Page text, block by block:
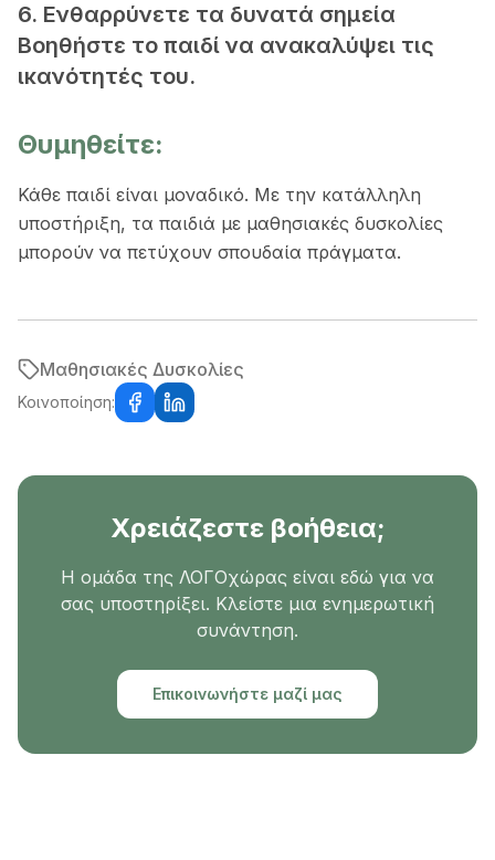
6. Ενθαρρύνετε τα δυνατά σημεία
Βοηθήστε το παιδί να ανακαλύψει τις
ικανότητές του.
Θυμηθείτε:
Κάθε παιδί είναι μοναδικό. Με την κατάλληλη
υποστήριξη, τα παιδιά με μαθησιακές δυσκολίες
μπορούν να πετύχουν σπουδαία πράγματα.
Μαθησιακές Δυσκολίες
Κοινοποίηση:
Χρειάζεστε βοήθεια;
Η ομάδα της ΛΟΓΟχώρας είναι εδώ για να
σας υποστηρίξει. Κλείστε μια ενημερωτική
συνάντηση.
Επικοινωνήστε μαζί μας